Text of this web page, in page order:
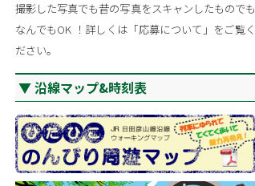
撮影した写真でも昔の写真をスキャンしたものでも
なんでもOK ！詳しくは「応募について」をご覧く
ださい。
沿線マップ&時刻表